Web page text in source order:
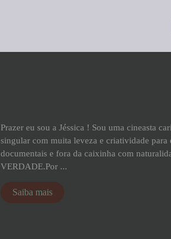
Prazer eu sou a Jéssica ! Sou uma cineasta
singular com muita leveza e criatividade para
documentais e fora da caixinha com
VERDADE.Por ...
Saiba mais